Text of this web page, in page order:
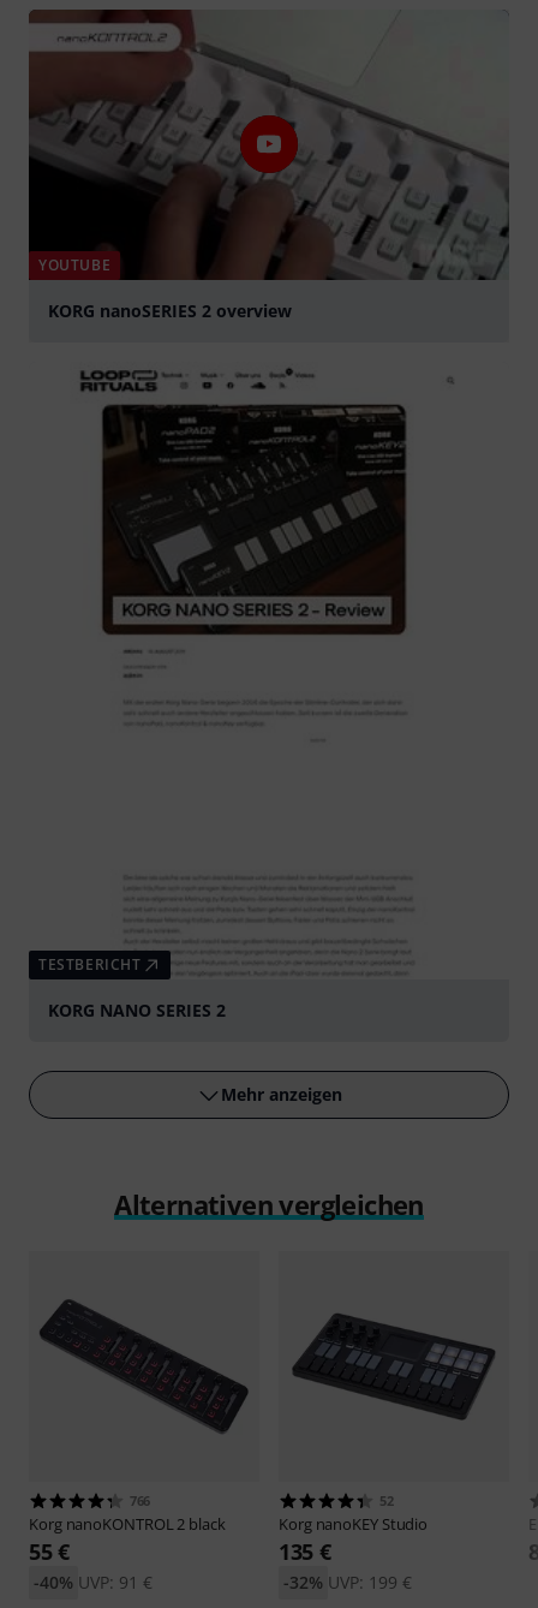
YOUTUBE
KORG nanoSERIES 2 overview
TESTBERICHT
KORG NANO SERIES 2
Mehr anzeigen
Alternativen vergleichen
766
Korg nanoKONTROL 2 black
55 €
UVP: 91 €
-40%
52
Korg nanoKEY Studio
135 €
UVP: 199 €
-32%